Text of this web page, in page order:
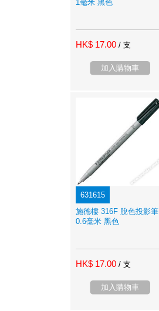
1毫米 黑色
HK$ 17.00 / 支
加入購物車
631615
施德樓 316F 脫色投影筆
0.6毫米 黑色
HK$ 17.00 / 支
加入購物車